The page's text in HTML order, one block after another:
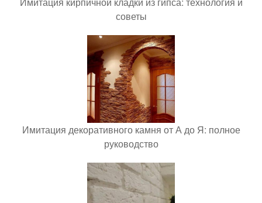
советы
Имитация декоративного камня от А до Я: полное
руководство